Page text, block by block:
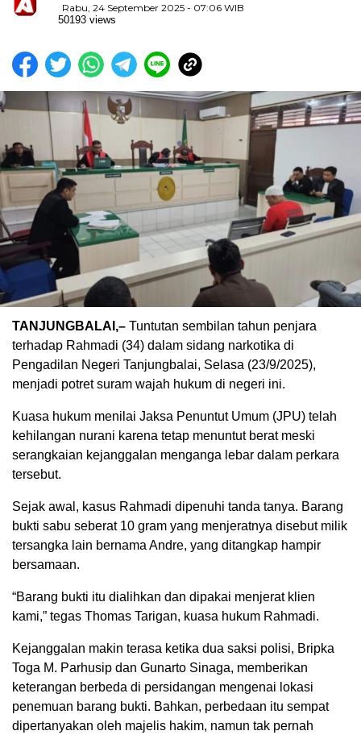
Rabu, 24 September 2025 - 07:06 WIB
50193 views
TANJUNGBALAI,– Tuntutan sembilan tahun penjara
terhadap Rahmadi (34) dalam sidang narkotika di
Pengadilan Negeri Tanjungbalai, Selasa (23/9/2025),
menjadi potret suram wajah hukum di negeri ini.
Kuasa hukum menilai Jaksa Penuntut Umum (JPU) telah
kehilangan nurani karena tetap menuntut berat meski
serangkaian kejanggalan menganga lebar dalam perkara
tersebut.
Sejak awal, kasus Rahmadi dipenuhi tanda tanya. Barang
bukti sabu seberat 10 gram yang menjeratnya disebut milik
tersangka lain bernama Andre, yang ditangkap hampir
bersamaan.
“Barang bukti itu dialihkan dan dipakai menjerat klien
kami,” tegas Thomas Tarigan, kuasa hukum Rahmadi.
Kejanggalan makin terasa ketika dua saksi polisi, Bripka
Toga M. Parhusip dan Gunarto Sinaga, memberikan
keterangan berbeda di persidangan mengenai lokasi
penemuan barang bukti. Bahkan, perbedaan itu sempat
dipertanyakan oleh majelis hakim, namun tak pernah